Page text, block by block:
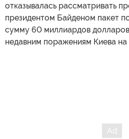
отказывалась рассматривать
президентом Байденом пакет
сумму 60 миллиардов
недавним поражениям Киева на